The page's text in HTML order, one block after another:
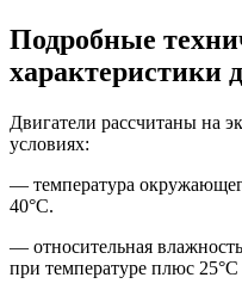
Подробные
характеристики
Двигатели рассчитаны на
условиях:
— температура
40°С.
— относительная
при температуре плюс 25°С